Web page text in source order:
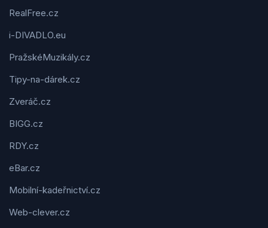
RealFree.cz
i-DIVADLO.eu
PražskéMuzikály.cz
Tipy-na-dárek.cz
Zveráč.cz
BIGG.cz
RDY.cz
eBar.cz
Mobilní-kadeřnictví.cz
Web-clever.cz